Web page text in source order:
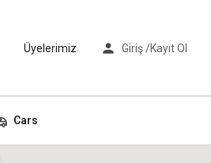
Üyelerimiz Giriş /Kayıt Ol
Cars